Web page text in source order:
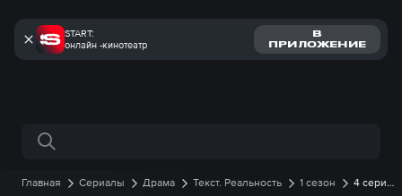
START:
онлайн -кинотеатр
В
ПРИЛОЖЕНИЕ
Поиск по сайту
Главная Сериалы Драма Текст. Реальность 1 сезон
4 серия